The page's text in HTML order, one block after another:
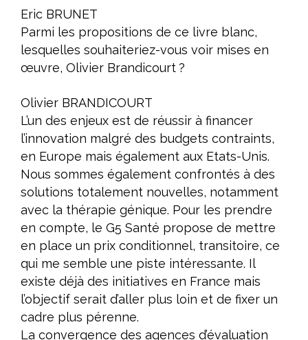
Eric BRUNET
Parmi les propositions de ce livre blanc,
lesquelles souhaiteriez-vous voir mises en
œuvre, Olivier Brandicourt ?
Olivier BRANDICOURT
L’un des enjeux est de réussir à financer
l’innovation malgré des budgets contraints,
en Europe mais également aux Etats-Unis.
Nous sommes également confrontés à des
solutions totalement nouvelles, notamment
avec la thérapie génique. Pour les prendre
en compte, le G5 Santé propose de mettre
en place un prix conditionnel, transitoire, ce
qui me semble une piste intéressante. Il
existe déjà des initiatives en France mais
l’objectif serait d’aller plus loin et de fixer un
cadre plus pérenne.
La convergence des agences d’évaluation